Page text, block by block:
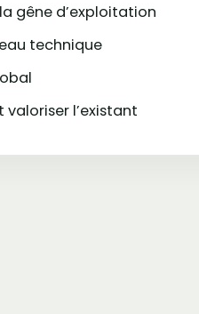
gêne d’exploitation
technique
valoriser l’existant